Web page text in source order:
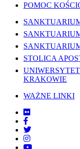
POMOC
STOLICA
KRAKOWIE
WAŻNE LINKI